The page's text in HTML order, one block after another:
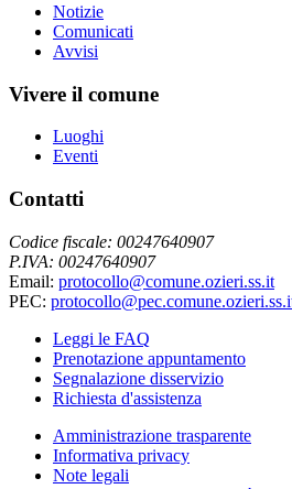
Notizie
Comunicati
Avvisi
Vivere il comune
Luoghi
Eventi
Contatti
Codice fiscale: 00247640907
P.IVA: 00247640907
Email: protocollo@comune.ozieri.ss.it
PEC:
Leggi le FAQ
Prenotazione appuntamento
Segnalazione disservizio
Richiesta d'assistenza
Amministrazione trasparente
Informativa privacy
Note legali